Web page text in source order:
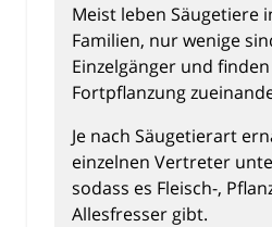
Meist leben Säugetiere
Familien, nur wenige
Einzelgänger und
Fortpflanzung
Je nach Säugetierart
einzelnen Vertreter
sodass es Fleisch-,
Allesfresser gibt.